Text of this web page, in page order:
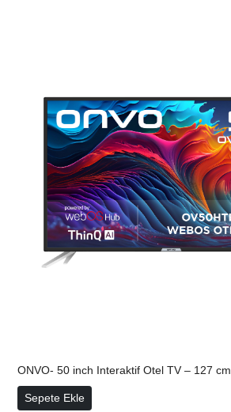
ONVO- 50 inch Interaktif Otel TV – 127 cm
Sepete Ekle